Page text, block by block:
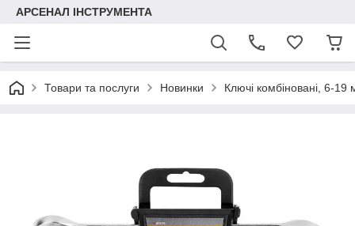
АРСЕНАЛ ІНСТРУМЕНТА
Товари та послуги Новинки Ключі комбіновані, 6-